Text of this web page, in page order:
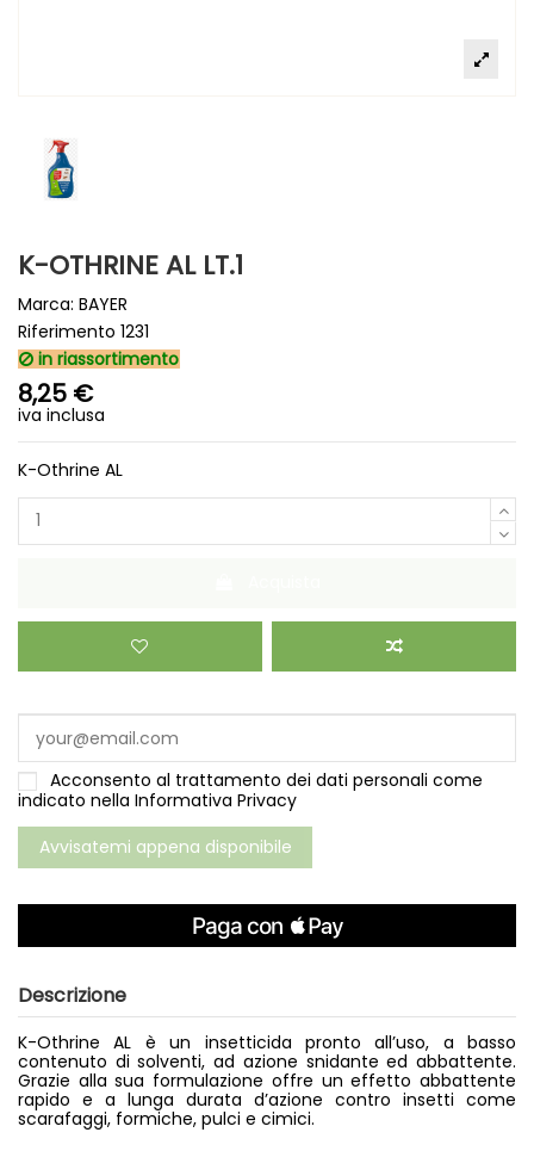
K-OTHRINE AL LT.1
Marca: BAYER
Riferimento 1231
in riassortimento
8,25 €
iva inclusa
K-Othrine AL
Acconsento al trattamento dei dati personali come
indicato nella Informativa Privacy
Descrizione
K-Othrine AL è un insetticida pronto all’uso, a basso
contenuto di solventi, ad azione snidante ed abbattente.
Grazie alla sua formulazione offre un effetto abbattente
rapido e a lunga durata d’azione contro insetti come
scarafaggi, formiche, pulci e cimici.